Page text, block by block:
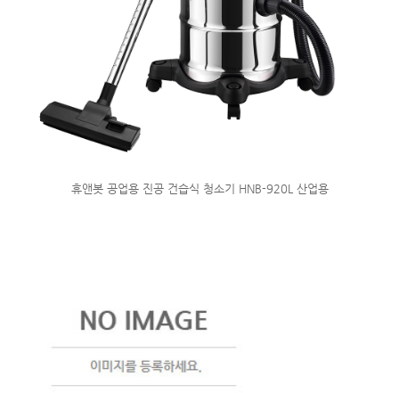
휴앤봇 공업용 진공 건습식 청소기 HNB-920L 산업용